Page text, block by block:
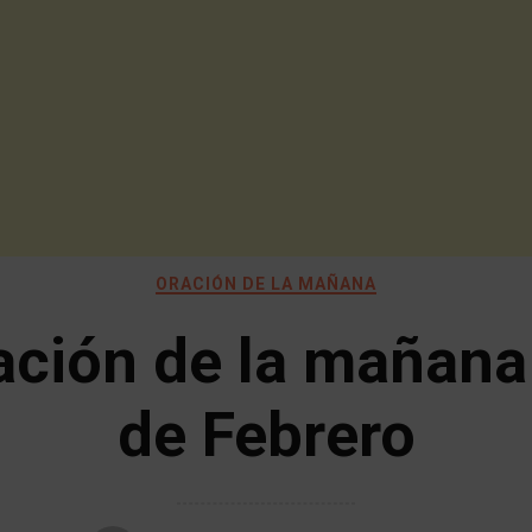
ORACIÓN DE LA MAÑANA
de la
de Febrero